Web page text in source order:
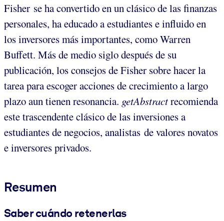
Fisher se ha convertido en un clásico de las finanzas
personales, ha educado a estudiantes e influido en
los inversores más importantes, como Warren
Buffett. Más de medio siglo después de su
publicación, los consejos de Fisher sobre hacer la
tarea para escoger acciones de crecimiento a largo
plazo aun tienen resonancia. getAbstractrecomienda
este trascendente clásico de las inversiones a
estudiantes de negocios, analistas de valores novatos
e inversores privados.
Resumen
Saber cuándo retenerlas